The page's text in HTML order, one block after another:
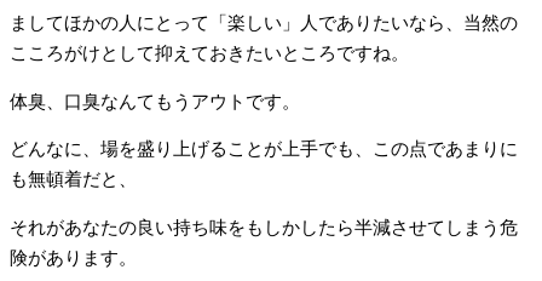
ましてほかの人にとって「楽しい」人でありたいなら、当然の
こころがけとして抑えておきたいところですね。
体臭、口臭なんてもうアウトです。
どんなに、場を盛り上げることが上手でも、この点であまりに
も無頓着だと、
それがあなたの良い持ち味をもしかしたら半減させてしまう危
険があります。